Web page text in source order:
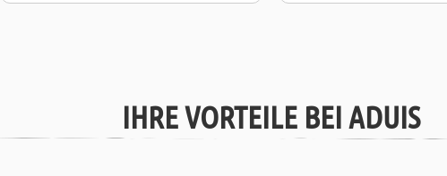
IHRE VORTEILE BEI ADUIS